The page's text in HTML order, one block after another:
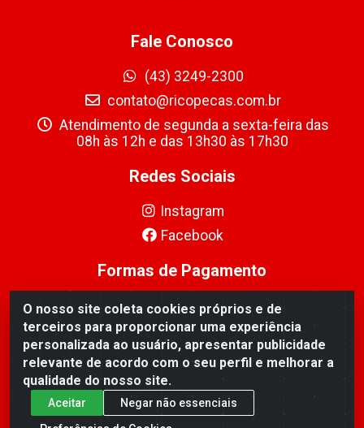
O nosso site coleta cookies próprios e de
terceiros para proporcionar uma experiência
personalizada ao usuário, apresentar publicidade
relevante de acordo com o seu perfil e melhorar a
qualidade do nosso site.
Aceitar
Negar não essenciais
Fale Conosco
(43) 3249-2300
contato@ricopecas.com.br
Atendimento de segunda a sexta-feira das
08h às 12h e das 13h30 às 17h30
Redes Sociais
Instagram
Facebook
Formas de Pagamento
Ricopeças Comércio de componentes Eletrônicos Ltda -
Rua Alicio Francisco Mafra, 968 - Jardim Taroba,
Cambé/PR - CEP 86.191-390 - CNPJ 06.241.208/0001-
89